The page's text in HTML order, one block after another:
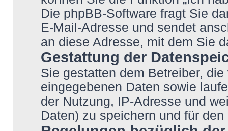
Die phpBB-Software fragt Sie
E-Mail-Adresse und sendet
an diese Adresse, mit dem Sie
Gestattung der
Sie gestatten dem Betreiber,
eingegebenen Daten sowie
der Nutzung, IP-Adresse und
Daten) zu speichern und für